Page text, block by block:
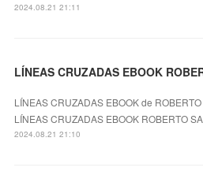
2024.08.21 21:11
LÍNEAS CRUZADAS EBOOK de
LÍNEAS CRUZADAS EBOOK ROBERTO
2024.08.21 21:10